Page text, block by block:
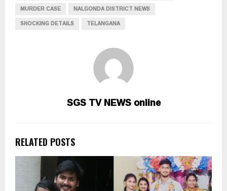
MURDER CASE
NALGONDA DISTRICT NEWS
SHOCKING DETAILS
TELANGANA
SGS TV NEWS online
RELATED POSTS